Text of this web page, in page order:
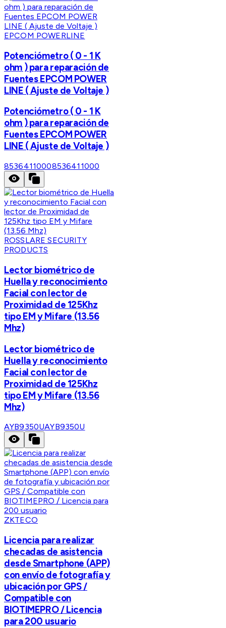
EPCOM POWERLINE
Potenciómetro ( 0 - 1 K
ohm ) para reparación de
Fuentes EPCOM POWER
LINE ( Ajuste de Voltaje )
Potenciómetro ( 0 - 1 K
ohm ) para reparación de
Fuentes EPCOM POWER
LINE ( Ajuste de Voltaje )
85364110008536411000
ROSSLARE SECURITY
PRODUCTS
Lector biométrico de
Huella y reconocimiento
Facial con lector de
Proximidad de 125Khz
tipo EM y Mifare (13.56
Mhz)
Lector biométrico de
Huella y reconocimiento
Facial con lector de
Proximidad de 125Khz
tipo EM y Mifare (13.56
Mhz)
AYB9350UAYB9350U
ZKTECO
Licencia para realizar
checadas de asistencia
desde Smartphone (APP)
con envío de fotografía y
ubicación por GPS /
Compatible con
BIOTIMEPRO / Licencia
para 200 usuario